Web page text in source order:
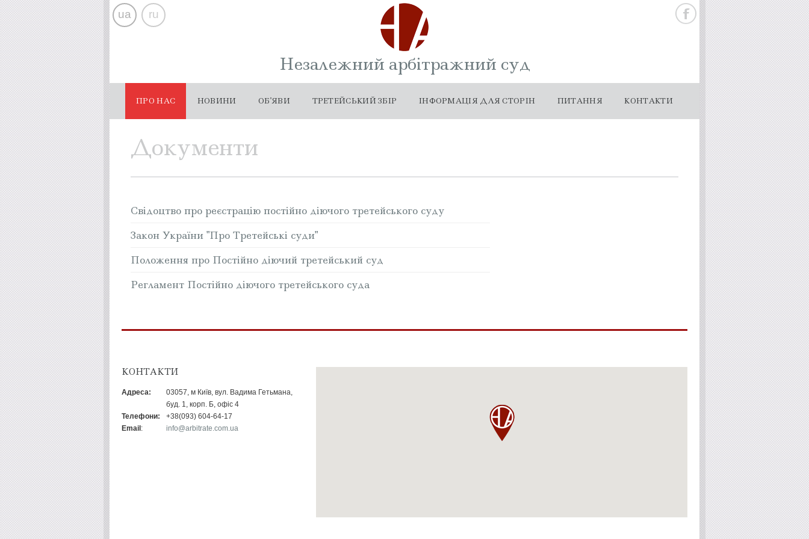
ua ru
Незалежний арбітражний суд
ПРО НАС НОВИНИ ОБ'ЯВИ ТРЕТЕЙСЬКИЙ ЗБІР ІНФОРМАЦІЯ ДЛЯ СТОРІН ПИТАННЯ КОНТАКТИ
Документи
Свідоцтво про реєстрацію постійно діючого третейського суду
Закон України "Про Третейські суди"
Положення про Постійно діючий третейський суд
Регламент Постійно діючого третейського суда
КОНТАКТИ
Адреса:
03057, м Київ, вул. Вадима Гетьмана,
буд. 1, корп. Б, офіс 4
Телефони:
+38(093) 604-64-17
Email : info@arbitrate.com.ua